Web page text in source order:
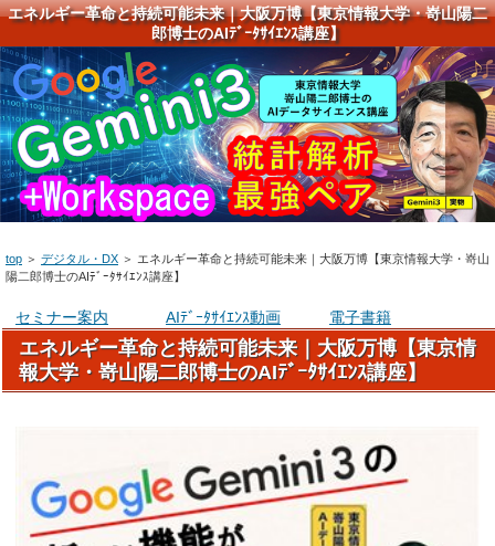
エネルギー革命と持続可能未来｜大阪万博【東京情報大学・嵜山陽二
郎博士のAIﾃﾞｰﾀｻｲｴﾝｽ講座】
top ＞ デジタル・DX ＞ エネルギー革命と持続可能未来｜大阪万博【東京情報大学・嵜山
陽二郎博士のAIﾃﾞｰﾀｻｲｴﾝｽ講座】
セミナー案内 AIﾃﾞｰﾀｻｲｴﾝｽ動画 電子書籍
エネルギー革命と持続可能未来｜大阪万博【東京情
報大学・嵜山陽二郎博士のAIﾃﾞｰﾀｻｲｴﾝｽ講座】